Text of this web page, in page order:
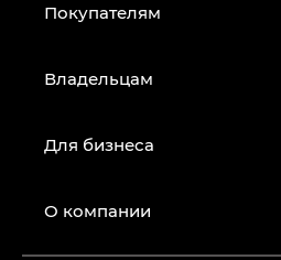
Покупателям
Владельцам
Для бизнеса
О компании